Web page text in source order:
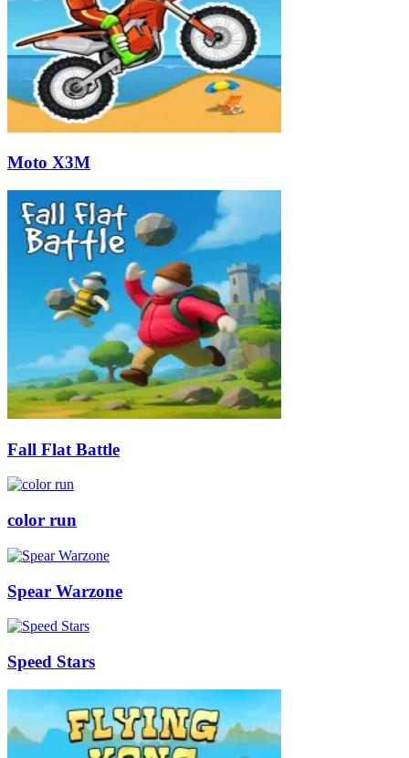
Moto X3M
Fall Flat Battle
color run
Spear Warzone
Speed Stars